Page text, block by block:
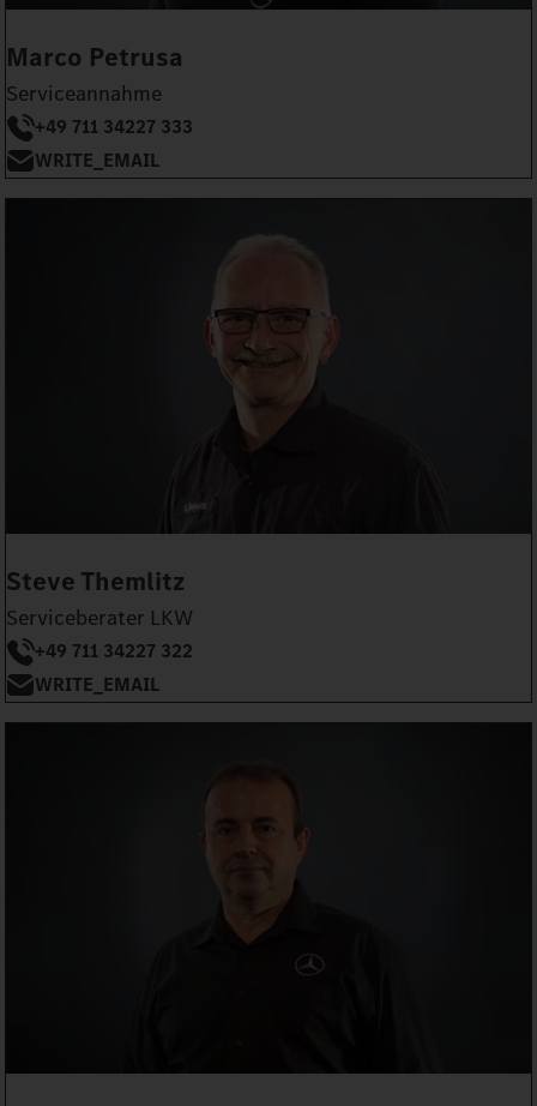
Marco Petrusa
Serviceannahme
+49 711 34227 333
WRITE_EMAIL
Steve Themlitz
Serviceberater LKW
+49 711 34227 322
WRITE_EMAIL